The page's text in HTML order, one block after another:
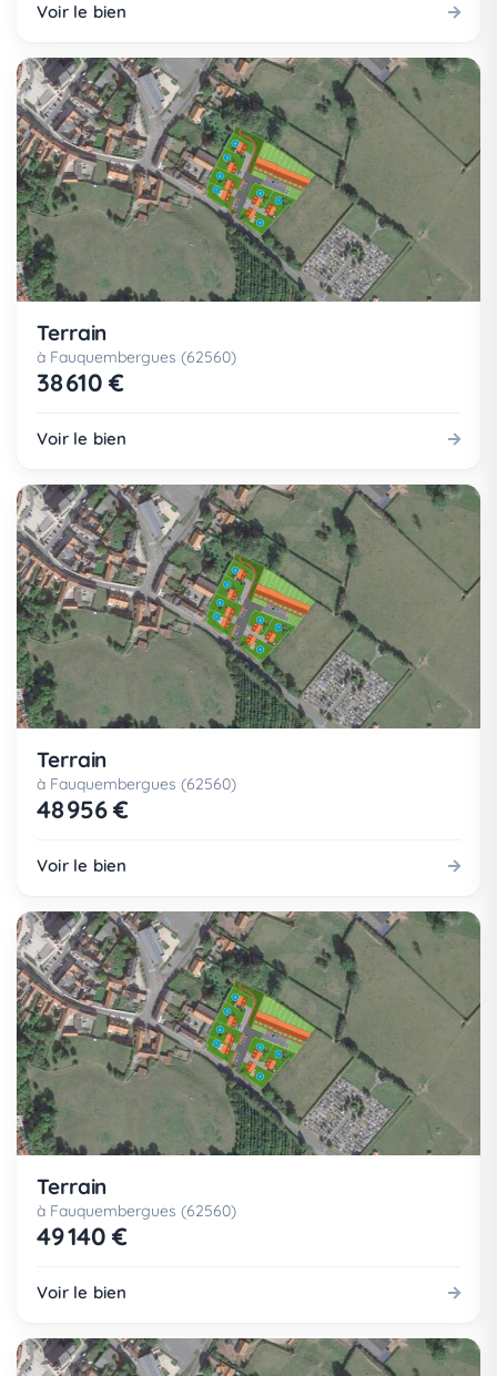
Voir le bien
Terrain
à Fauquembergues (62560)
38 610 €
Voir le bien
Terrain
à Fauquembergues (62560)
48 956 €
Voir le bien
Terrain
à Fauquembergues (62560)
49 140 €
Voir le bien